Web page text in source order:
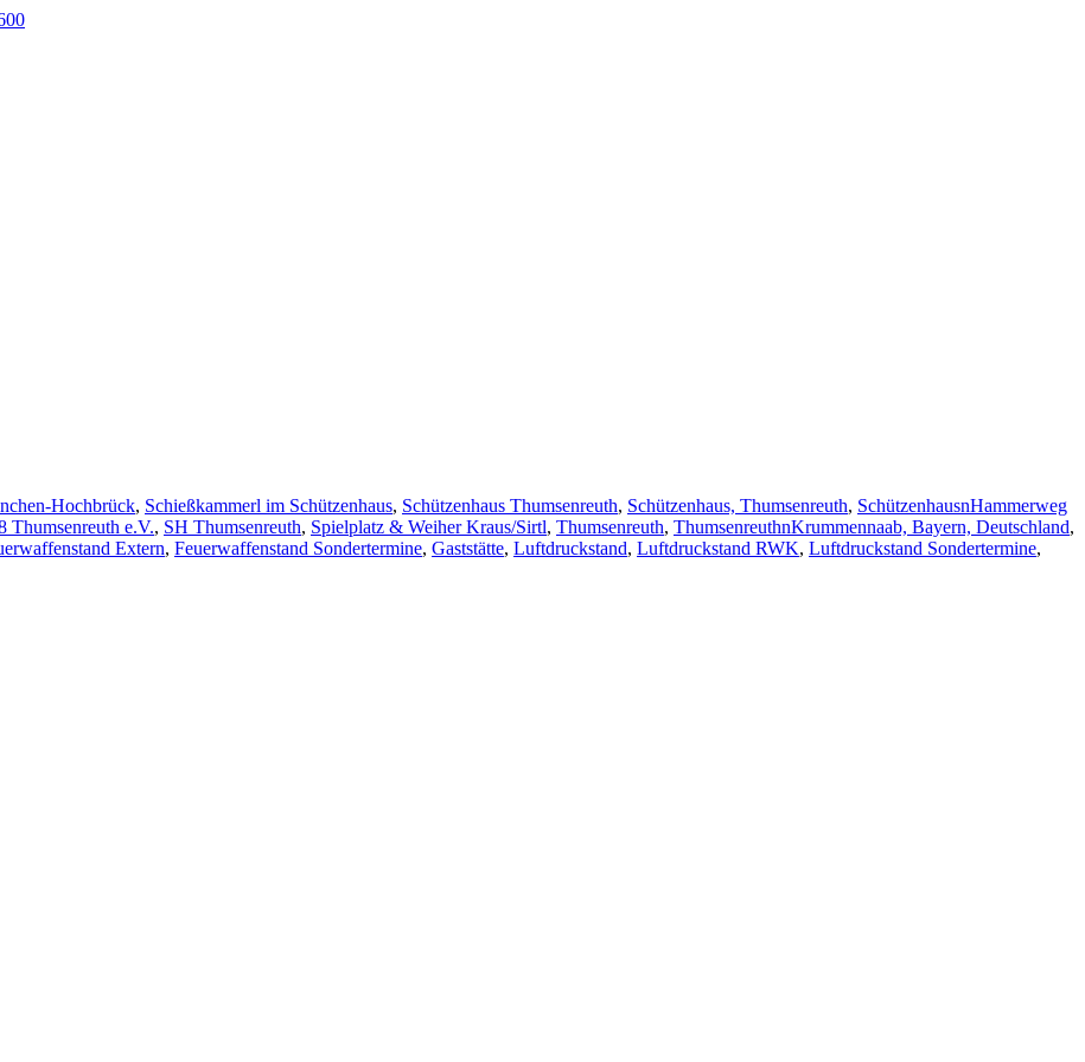
Hochbrück, Schießkammerl im Schützenhaus, Schützenhaus Thumsenreuth, Schützenhaus, Thumsenreuth, SchützenhausnHammerweg
Thumsenreuth e.V., SH Thumsenreuth, Spielplatz & Weiher Kraus/Sirtl, Thumsenreuth, ThumsenreuthnKrummennaab, Bayern, Deutschland,
Extern, Feuerwaffenstand Sondertermine, Gaststätte, Luftdruckstand, Luftdruckstand RWK, Luftdruckstand Sondertermine,